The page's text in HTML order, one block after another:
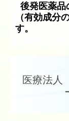
後発医薬品
（有効成分
す。
医療法人